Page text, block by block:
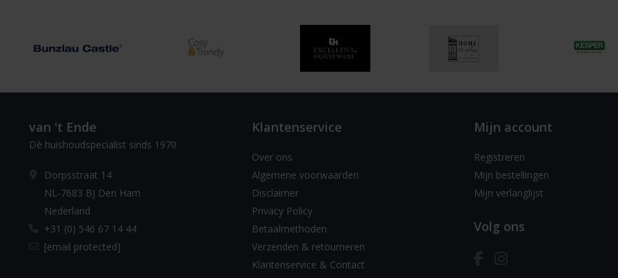
van 't Ende
Dè huishoudspecialist sinds 1970
Dorpsstraat 14
NL-7683 BJ Den Ham
Nederland
+31 (0) 546 67 14 44
[email protected]
Klantenservice
Over ons
Algemene voorwaarden
Disclaimer
Privacy Policy
Betaalmethoden
Verzenden & retourneren
Klantenservice & Contact
Mijn account
Registreren
Mijn bestellingen
Mijn verlanglijst
Volg ons